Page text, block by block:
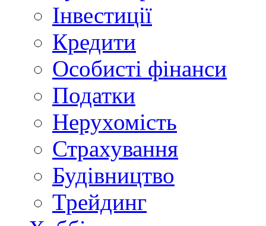
Інвестиції
Кредити
Особисті фінанси
Податки
Нерухомість
Страхування
Будівництво
Трейдинг